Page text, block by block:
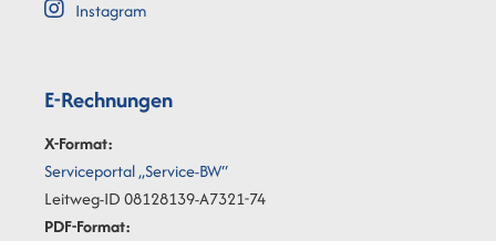
Instagram
E-Rechnungen
X-Format:
Serviceportal „Service-BW“
Leitweg-ID 08128139-A7321-74
PDF-Format: